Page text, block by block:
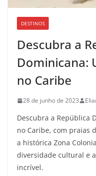
DESTINOS
Descubra a
Dominicana:
no Caribe
28 de junho de 2023
Descubra a República
no Caribe, com praias
a histórica Zona
diversidade cultural e
incrível.